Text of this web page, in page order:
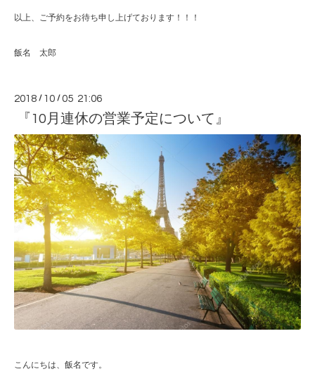
以上、ご予約をお待ち申し上げております！！！
飯名 太郎
2018 / 10 /05 21:06
『10月連休の営業予定について』
こんにちは、飯名です。